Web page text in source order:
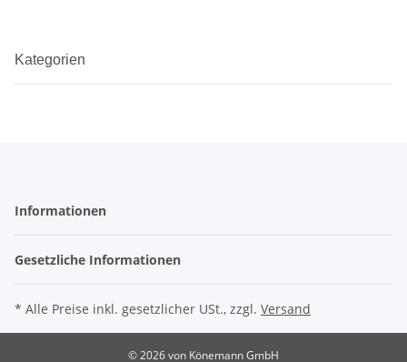
Kategorien
Informationen
Gesetzliche Informationen
* Alle Preise inkl. gesetzlicher USt., zzgl. Versand
© 2026 von Könemann GmbH